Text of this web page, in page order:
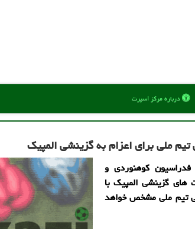
درباره مركز اسپرت
ملی برای اعزام به گزینشی المپیك
كوهنوردی و
گزینشی المپیك با
تیم ملی مشخص خواهد